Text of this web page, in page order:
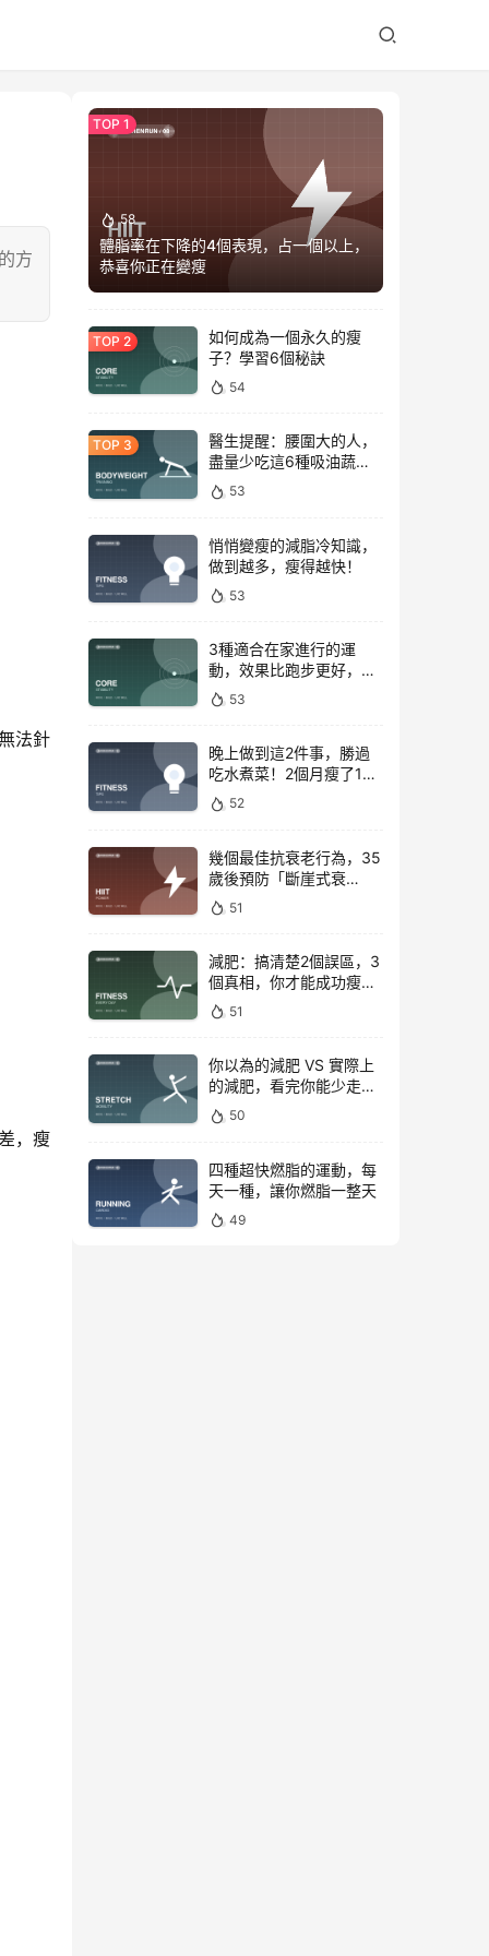
方
法針
，瘦
58
體脂率在下降的4個表現，占一個以上，
恭喜你正在變瘦
如何成為一個永久的瘦
子？學習6個秘訣
54
醫生提醒：腰圍大的人，
盡量少吃這6種吸油蔬
菜！53
悄悄變瘦的減脂冷知識，
做到越多，瘦得越快！
53
3種適合在家進行的運
動，效果比跑步更好，是
公認的脂肪殺手！
53
晚上做到這2件事，勝過
吃水煮菜！2個月瘦了15
斤，腰圍下降6cm
52
幾個最佳抗衰老行為，35
歲後預防「斷崖式衰
老」！
51
減肥：搞清楚2個誤區，3
個真相，你才能成功瘦下
來！51
你以為的減肥 VS 實際上
的減肥，看完你能少走彎
路
50
四種超快燃脂的運動，每
天一種，讓你燃脂一整天
49